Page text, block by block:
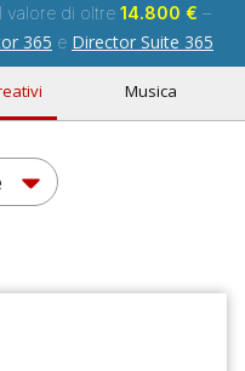
valore di oltre 14.800 € –
365 e Director Suite 365
Musica